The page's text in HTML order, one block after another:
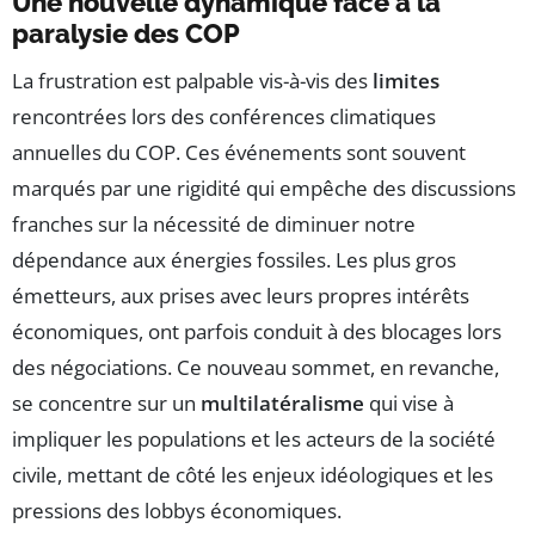
paralysie des COP
La frustration est palpable vis-à-vis des limites
rencontrées lors des conférences climatiques
annuelles du COP. Ces événements sont souvent
marqués par une rigidité qui empêche des discussions
franches sur la nécessité de diminuer notre
dépendance aux énergies fossiles. Les plus gros
émetteurs, aux prises avec leurs propres intérêts
économiques, ont parfois conduit à des blocages lors
des négociations. Ce nouveau sommet, en revanche,
se concentre sur un multilatéralisme qui vise à
impliquer les populations et les acteurs de la société
civile, mettant de côté les enjeux idéologiques et les
pressions des lobbys économiques.